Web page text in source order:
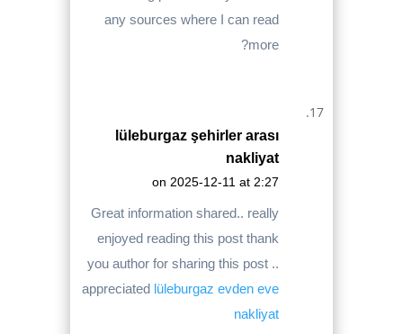
any sources where I can read
more?
lüleburgaz şehirler arası
nakliyat
on 2025-12-11 at 2:27
Great information shared.. really
enjoyed reading this post thank
you author for sharing this post ..
appreciated lüleburgaz evden eve
nakliyat